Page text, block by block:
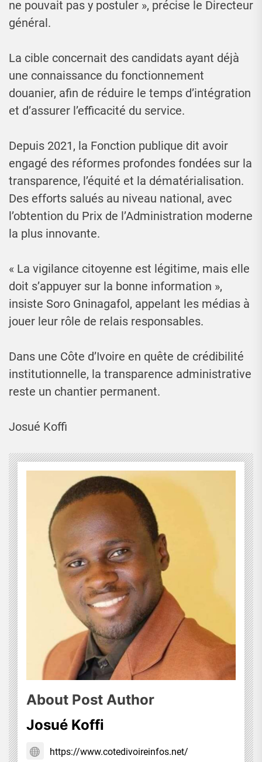
ne pouvait pas y postuler », précise le Directeur
général.
La cible concernait des candidats ayant déjà
une connaissance du fonctionnement
douanier, afin de réduire le temps d’intégration
et d’assurer l’efficacité du service.
Depuis 2021, la Fonction publique dit avoir
engagé des réformes profondes fondées sur la
transparence, l’équité et la dématérialisation.
Des efforts salués au niveau national, avec
l’obtention du Prix de l’Administration moderne
la plus innovante.
« La vigilance citoyenne est légitime, mais elle
doit s’appuyer sur la bonne information »,
insiste Soro Gninagafol, appelant les médias à
jouer leur rôle de relais responsables.
Dans une Côte d’Ivoire en quête de crédibilité
institutionnelle, la transparence administrative
reste un chantier permanent.
Josué Koffi
About Post Author
Josué Koffi
https://www.cotedivoireinfos.net/